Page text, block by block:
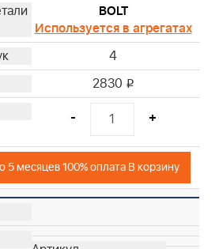
BOLT
Используется в агрегатах
4
2830 i
- +
5 месяцев 100% оплата В корзину